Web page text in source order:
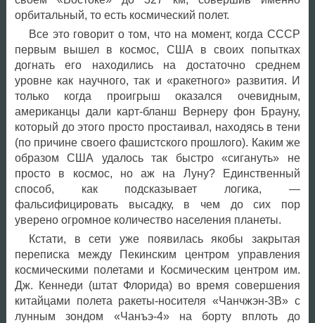
орбитальный, то есть космический полет.
Все это говорит о том, что на момент, когда СССР
первым вышел в космос, США в своих попытках
догнать его находились на достаточно среднем
уровне как научного, так и «ракетного» развития. И
только когда проигрыш оказался очевидным,
американцы дали карт-бланш Вернеру фон Брауну,
который до этого просто простаивал, находясь в тени
(по причине своего фашистского прошлого). Каким же
образом США удалось так быстро «сигануть» не
просто в космос, но аж на Луну? Единственный
способ, как подсказывает логика, —
фальсифицировать высадку, в чем до сих пор
уверено огромное количество населения планеты.
Кстати, в сети уже появилась якобы закрытая
переписка между Пекинским центром управления
космическими полетами и Космическим центром им.
Дж. Кеннеди (штат Флорида) во время совершения
китайцами полета ракеты-носителя «Чанчжэн-3В» с
лунным зондом «Чанъэ-4» на борту вплоть до